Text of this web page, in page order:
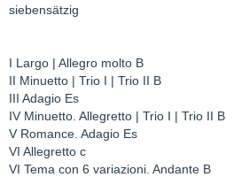
siebensätzig
I Largo | Allegro molto B
II Minuetto | Trio I | Trio II B
III Adagio Es
IV Minuetto. Allegretto | Trio I | Trio II B
V Romance. Adagio Es
VI Allegretto c
VI Tema con 6 variazioni. Andante B